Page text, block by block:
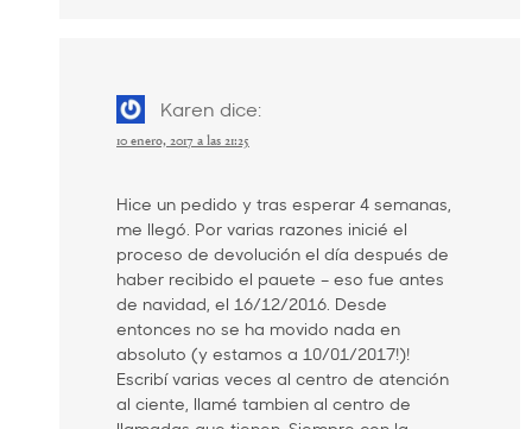
Karen dice:
10 enero, 2017 a las 21:25
Hice un pedido y tras esperar 4 semanas,
me llegó. Por varias razones inicié el
proceso de devolución el día después de
haber recibido el pauete – eso fue antes
de navidad, el 16/12/2016. Desde
entonces no se ha movido nada en
absoluto (y estamos a 10/01/2017!)!
Escribí varias veces al centro de atención
al ciente, llamé tambien al centro de